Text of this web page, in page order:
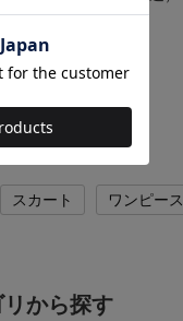
す
スカート ワンピース
から探す